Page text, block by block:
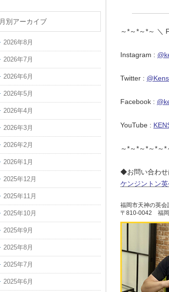
～*～*～*～ ＼
Instagram :
Twitter :
Facebook :
YouTube :
～*～*～*～*～
◆お問い合わせ
ケンジントン
福岡市天神の英会
〒810-0042 福岡
月別アーカイブ
2026年8月
2026年7月
2026年6月
2026年5月
2026年4月
2026年3月
2026年2月
2026年1月
2025年12月
2025年11月
2025年10月
2025年9月
2025年8月
2025年7月
2025年6月